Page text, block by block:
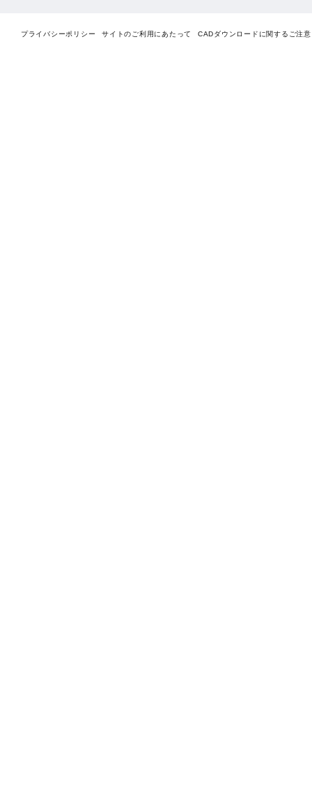
プライバシーポリシー サイトのご利用にあたって CADダウンロードに関するご注意